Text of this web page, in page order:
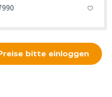
bitte einloggen